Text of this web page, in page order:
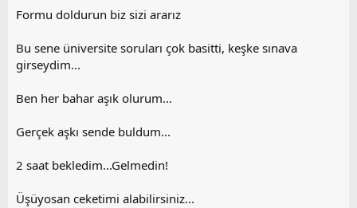
Formu doldurun biz sizi ararız
Bu sene üniversite soruları çok basitti, keşke sınava
girseydim...
Ben her bahar aşık olurum...
Gerçek aşkı sende buldum...
2 saat bekledim...Gelmedin!
Üşüyosan ceketimi alabilirsiniz...